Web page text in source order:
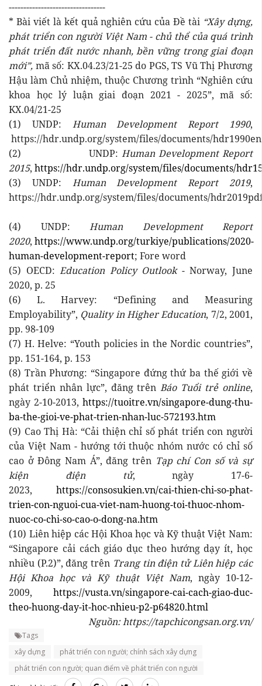
---------------------------------
* Bài viết là kết quả nghiên cứu của Đề tài “Xây dựng,
phát triển con người Việt Nam - chủ thể của quá trình
phát triển đất nước nhanh, bền vững trong giai đoạn
mới”, mã số: KX.04.23/21-25 do PGS, TS Vũ Thị Phương
Hậu làm Chủ nhiệm, thuộc Chương trình “Nghiên cứu
khoa học lý luận giai đoạn 2021 - 2025”, mã số:
KX.04/21-25
(1) UNDP: Human Development Report 1990,
https://hdr.undp.org/system/files/documents/
(2) UNDP: Human Development Report
2015, https://hdr.undp.org/system/files/documents/
(3) UNDP: Human Development Report 2019,
https://hdr.undp.org/system/files/documents/
(4) UNDP: Human Development Report
2020, https://www.undp.org/turkiye/publications/2020-
human-development-report; Fore word
(5) OECD:Education Policy Outlook- Norway, June
2020, p. 25
(6) L. Harvey: “Defining and Measuring
Employability”, Quality in Higher Education, 7/2, 2001,
pp. 98-109
(7) H. Helve: “Youth policies in the Nordic countries”,
pp. 151-164, p. 153
(8) Trần Phương: “Singapore đứng thứ ba thế giới về
phát triển nhân lực”, đăng trênBáo Tuổi trẻ online,
ngày 2-10-2013, https://tuoitre.vn/singapore-dung-thu-
ba-the-gioi-ve-phat-trien-nhan-luc-572193.htm
(9) Cao Thị Hà: “Cải thiện chỉ số phát triển con người
của Việt Nam - hướng tới thuộc nhóm nước có chỉ số
cao ở Đông Nam Á”, đăng trên Tạp chí Con số và sự
kiện điện tử, ngày 17-6-
2023, https://consosukien.vn/cai-thien-chi-so-phat-
trien-con-nguoi-cua-viet-nam-huong-toi-thuoc-nhom-
nuoc-co-chi-so-cao-o-dong-na.htm
(10) Liên hiệp các Hội Khoa học và Kỹ thuật Việt Nam:
“Singapore cải cách giáo dục theo hướng dạy ít, học
nhiều (P.2)”, đăng trên Trang tin điện tử Liên hiệp các
Hội Khoa học và Kỹ thuật Việt Nam, ngày 10-12-
2009, https://vusta.vn/singapore-cai-cach-giao-duc-
theo-huong-day-it-hoc-nhieu-p2-p64820.html
Nguồn: https://tapchicongsan.org.vn/
Tags
xây dựng
phát triển con người; chính sách xây dựng
phát triển con người; quan điểm về phát triển con người